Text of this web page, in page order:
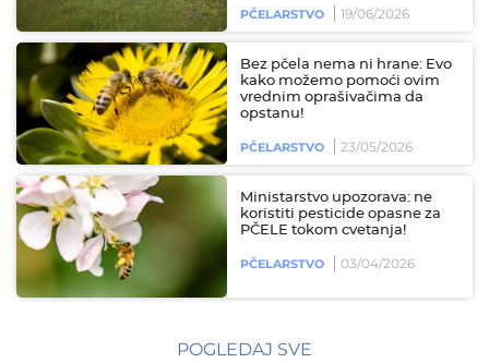
PČELARSTVO 19/06/2026
Bez pčela nema ni hrane: Evo
kako možemo pomoći ovim
vrednim oprašivačima da
opstanu!
PČELARSTVO 23/05/2026
Ministarstvo upozorava: ne
koristiti pesticide opasne za
PČELE tokom cvetanja!
PČELARSTVO 03/04/2026
POGLEDAJ SVE